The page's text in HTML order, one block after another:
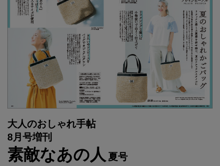
大人のおしゃれ手帖
8月号増刊
素敵なあの人 夏号